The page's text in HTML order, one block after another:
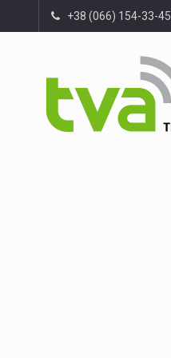
+38 (066) 154-33-45